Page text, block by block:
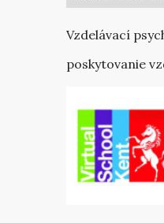
Vzdelávací
poskytovanie